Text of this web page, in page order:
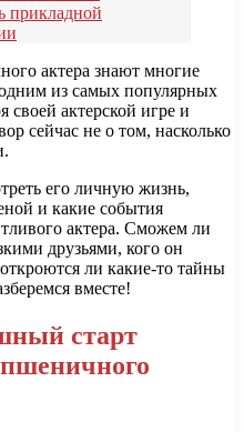
прикладной
актера знают многие
из самых популярных
своей актерской игре и
сейчас не о том, насколько
его личную жизнь,
и какие события
актера. Сможем ли
друзьями, кого он
ли какие-то тайны
вместе!
старт